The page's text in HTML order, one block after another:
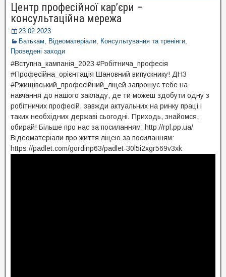
Центр професійної кар’єри –
консультаційна мережа
23.02.2023
Батькам
Відеоматеріали Консультування та тренінги
Проведені заходи
#Вступна_кампанія_2023 #Робітнича_професія
#Професійна_орієнтація Шановний випускнику! ДНЗ
#Ржищівський_професійний_ліцей запрошує тебе на
навчання до нашого закладу, де ти можеш здобути одну з
робітничих професій, завжди актуальних на ринку праці і
таких необхідних державі сьогодні. Приходь, знайомся,
обирай! Більше про нас за посиланням: http://rpl.pp.ua/
Відеоматеріали про життя ліцею за посиланням:
https://padlet.com/gordinp63/padlet-30l5i2xgr569v3xk